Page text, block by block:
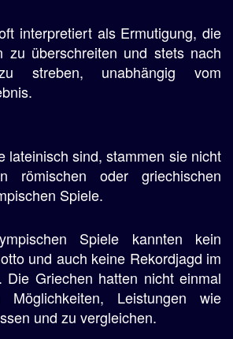
interpretiert als Ermutigung, die
zu überschreiten und stets nach
streben, unabhängig vom
lateinisch sind, stammen sie nicht
römischen oder griechischen
Spiele.
Spiele kannten kein
und auch keine Rekordjagd im
Die Griechen hatten nicht einmal
Möglichkeiten, Leistungen wie
und zu vergleichen.